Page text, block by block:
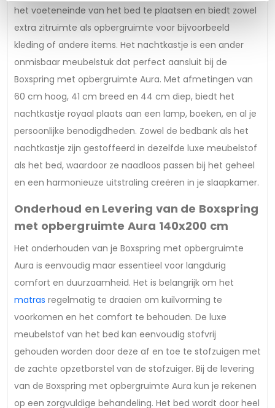
het voeteneinde van het bed te plaatsen en biedt zowel
extra zitruimte als opbergruimte voor bijvoorbeeld
kleding of andere items. Het nachtkastje is een ander
onmisbaar meubelstuk dat perfect aansluit bij de
Boxspring met opbergruimte Aura. Met afmetingen van
60 cm hoog, 41 cm breed en 44 cm diep, biedt het
nachtkastje royaal plaats aan een lamp, boeken, en al je
persoonlijke benodigdheden. Zowel de bedbank als het
nachtkastje zijn gestoffeerd in dezelfde luxe meubelstof
als het bed, waardoor ze naadloos passen bij het geheel
en een harmonieuze uitstraling creëren in je slaapkamer.
Onderhoud en Levering van de Boxspring
met opbergruimte Aura 140x200 cm
Het onderhouden van je Boxspring met opbergruimte
Aura is eenvoudig maar essentieel voor langdurig
comfort en duurzaamheid. Het is belangrijk om het
matras regelmatig te draaien om kuilvorming te
voorkomen en het comfort te behouden. De luxe
meubelstof van het bed kan eenvoudig stofvrij
gehouden worden door deze af en toe te stofzuigen met
de zachte opzetborstel van de stofzuiger. Bij de levering
van de Boxspring met opbergruimte Aura kun je rekenen
op een zorgvuldige behandeling. Het bed wordt door heel